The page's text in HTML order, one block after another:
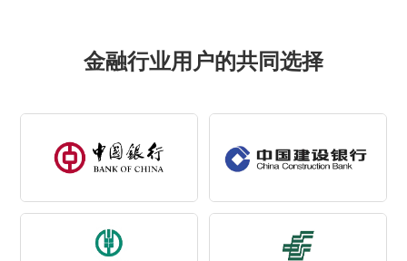
金融行业用户的共同选择